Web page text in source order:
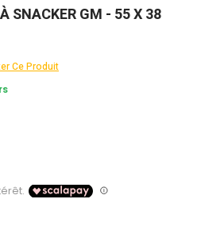
SNACKER GM - 55 X 38
Ce Produit